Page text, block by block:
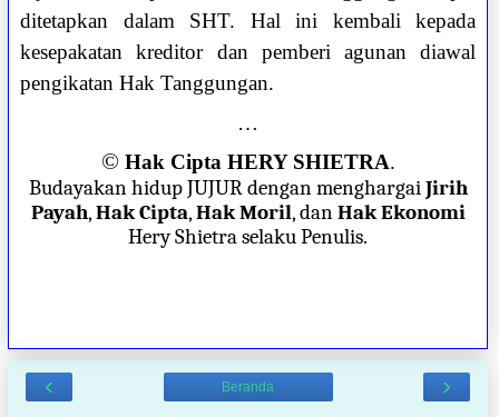
ditetapkan dalam SHT. Hal ini kembali kepada
kesepakatan kreditor dan pemberi agunan diawal
pengikatan Hak Tanggungan.
…
© Hak Cipta HERY SHIETRA.
Budayakan hidup JUJUR dengan menghargaiJirih
Payah,Hak Cipta,Hak Moril, danHak Ekonomi
Hery Shietra selaku Penulis.
‹ ›
Beranda